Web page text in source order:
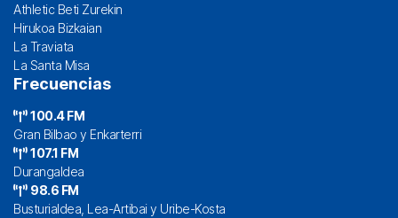
Athletic Beti Zurekin
Hirukoa Bizkaian
La Traviata
La Santa Misa
Frecuencias
100.4 FM
Gran Bilbao y Enkarterri
107.1 FM
Durangaldea
98.6 FM
Busturialdea, Lea-Artibai y Uribe-Kosta